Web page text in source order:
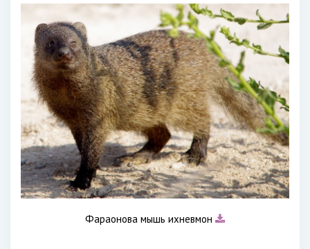
Фараонова мышь ихневмон